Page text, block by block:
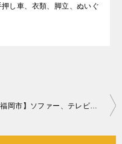
し車、衣類、脚立、ぬいぐ
【福岡市】ソファー、テレビ台などの出張不用品回収・処分ご依頼